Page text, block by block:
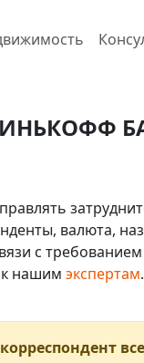
валюта,
с
к нашим экспертам.